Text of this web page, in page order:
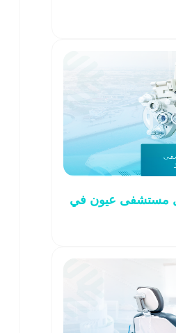
مستشفى عيون في